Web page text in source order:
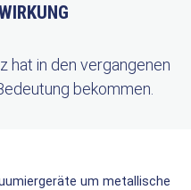
hat in den vergangenen
bekommen.
um metallische